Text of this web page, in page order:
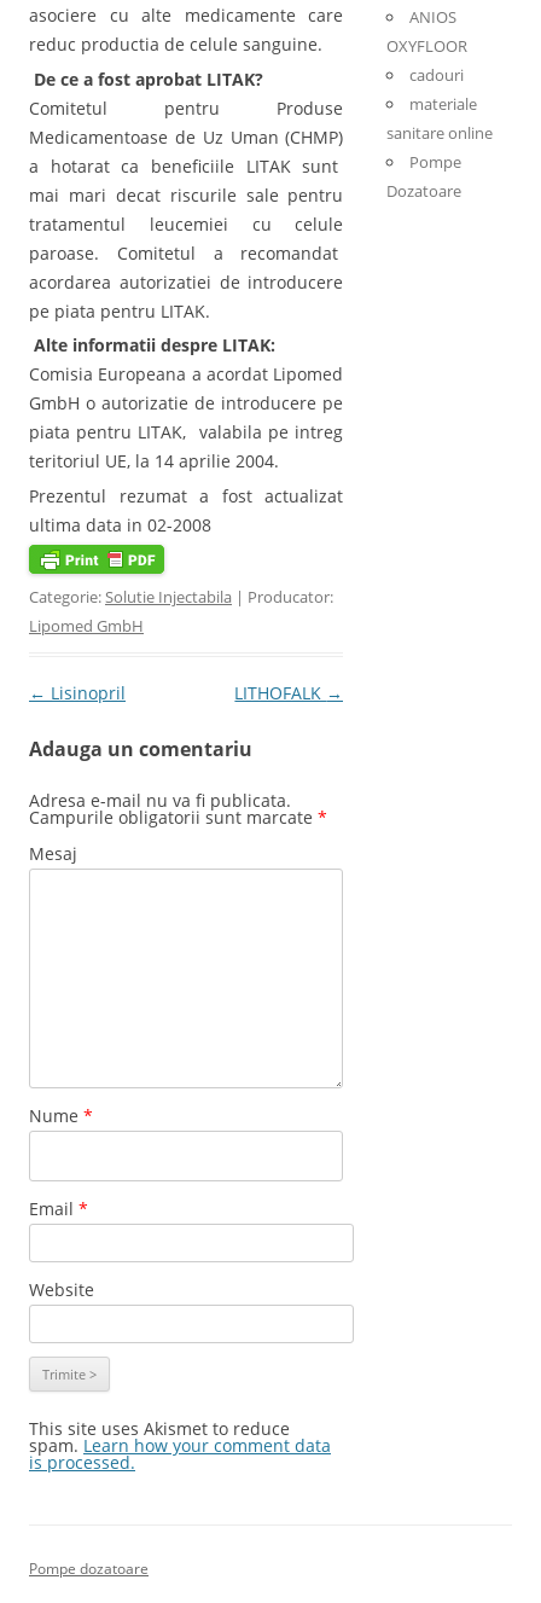
asociere cu alte medicamente care
reduc productia de celule sanguine.
De ce a fost aprobat LITAK?
Comitetul pentru Produse
Medicamentoase de Uz Uman (CHMP)
a hotarat ca beneficiile LITAK sunt
mai mari decat riscurile sale pentru
tratamentul leucemiei cu celule
paroase. Comitetul a recomandat
acordarea autorizatiei de introducere
pe piata pentru LITAK.
Alte informatii despre LITAK:
Comisia Europeana a acordat Lipomed
GmbH o autorizatie de introducere pe
piata pentru LITAK, valabila pe intreg
teritoriul UE, la 14 aprilie 2004.
Prezentul rezumat a fost actualizat
ultima data in 02-2008
Categorie:Solutie Injectabila | Producator:
Lipomed GmbH
Post navigation
← Lisinopril LITHOFALK →
Adauga un comentariu
Adresa e-mail nu va fi publicata.
Campurile obligatorii sunt marcate *
Mesaj
Nume *
Email *
Website
This site uses Akismet to reduce
spam. Learn how your comment data
is processed.
ANIOS
OXYFLOOR
cadouri
materiale
sanitare online
Pompe
Dozatoare
Pompe dozatoare